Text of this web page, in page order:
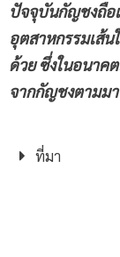
ปัจจุบันกัญชงถือ
อุตสาหกรรมเส้น
ด้วย ซึ่งในอนาค
จากกัญชงตามม
ที่มา